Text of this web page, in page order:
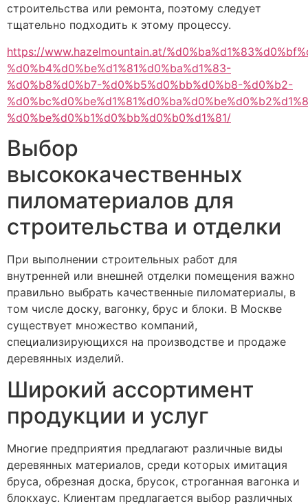
строительства или ремонта, поэтому следует
тщательно подходить к этому процессу.
https://www.hazelmountain.at/
%d0%b4%d0%be%d1%81%d0%ba%d1%83-
%d0%b8%d0%b7-%d0%b5%d0%bb%d0%b8-%d0%b2-
%d0%be%d0%b1%d0%bb%d0%b0%d1%81/
Выбор
высококачественных
пиломатериалов для
строительства и отделки
При выполнении строительных работ для
внутренней или внешней отделки помещения важно
правильно выбрать качественные пиломатериалы, в
том числе доску, вагонку, брус и блоки. В Москве
существует множество компаний,
специализирующихся на производстве и продаже
деревянных изделий.
Широкий ассортимент
продукции и услуг
Многие предприятия предлагают различные виды
деревянных материалов, среди которых имитация
бруса, обрезная доска, брусок, строганная вагонка и
блокхаус. Клиентам предлагается выбор различных